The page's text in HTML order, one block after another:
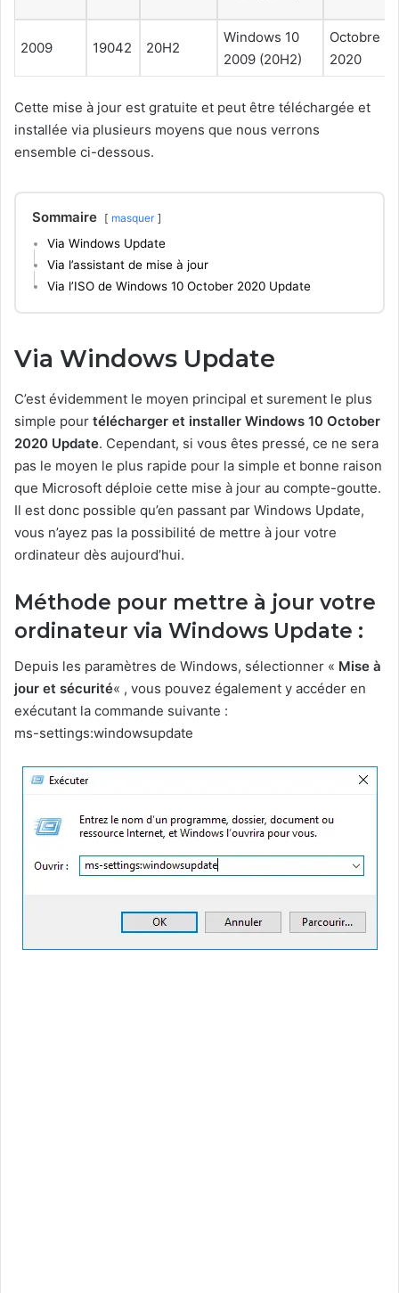
2009 19042 20H2
Windows 10
2009 (20H2)
Octobre
2020
Cette mise à jour est gratuite et peut être téléchargée et
installée via plusieurs moyens que nous verrons
ensemble ci-dessous.
Sommaire masquer
Via Windows Update
Via l’assistant de mise à jour
Via l’ISO de Windows 10 October 2020 Update
Via Windows Update
C’est évidemment le moyen principal et surement le plus
simple pour télécharger et installer Windows 10 October
2020 Update. Cependant, si vous êtes pressé, ce ne sera
pas le moyen le plus rapide pour la simple et bonne raison
que Microsoft déploie cette mise à jour au compte-goutte.
Il est donc possible qu’en passant par Windows Update,
vous n’ayez pas la possibilité de mettre à jour votre
ordinateur dès aujourd’hui.
Méthode pour mettre à jour votre
ordinateur via Windows Update :
Depuis les paramètres de Windows, sélectionner « Mise à
jour et sécurité« , vous pouvez également y accéder en
exécutant la commande suivante :
ms-settings:windowsupdate